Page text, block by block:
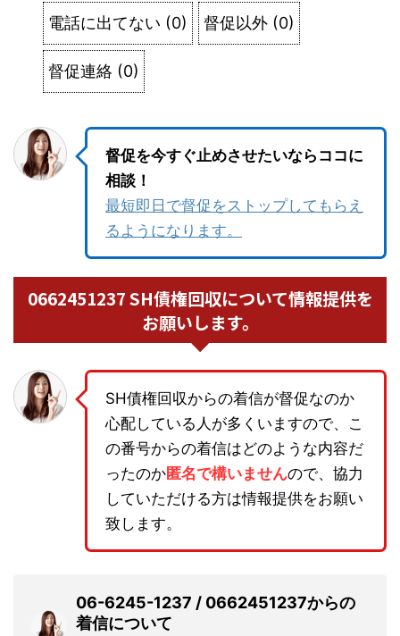
電話に出てない (0) 督促以外 (0)
督促連絡 (0)
督促を今すぐ止めさせたいならココに
相談！
最短即日で督促をストップしてもらえ
るようになります。
0662451237 SH債権回収について情報提供を
お願いします。
SH債権回収からの着信が督促なのか
心配している人が多くいますので、こ
の番号からの着信はどのような内容だ
ったのか匿名で構いませんので、協力
していただける方は情報提供をお願い
致します。
06-6245-1237 / 0662451237からの
着信について